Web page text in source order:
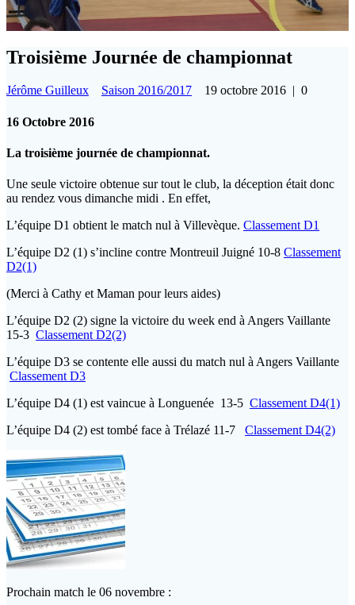
Troisième Journée de championnat
Jérôme Guilleux Saison 2016/2017 19 octobre 2016 | 0
16 Octobre 2016
La troisième journée de championnat.
Une seule victoire obtenue sur tout le club, la déception était donc
au rendez vous dimanche midi . En effet,
L’équipe D1 obtient le match nul à Villevèque. Classement D1
L’équipe D2 (1) s’incline contre Montreuil Juigné 10-8 Classement
D2(1)
(Merci à Cathy et Maman pour leurs aides)
L’équipe D2 (2) signe la victoire du week end à Angers Vaillante
15-3 Classement D2(2)
L’équipe D3 se contente elle aussi du match nul à Angers Vaillante
Classement D3
L’équipe D4 (1) est vaincue à Longuenée 13-5 Classement D4(1)
L’équipe D4 (2) est tombé face à Trélazé 11-7 Classement D4(2)
Prochain match le 06 novembre :